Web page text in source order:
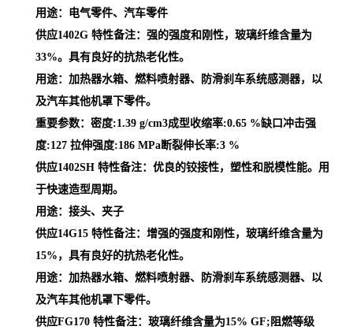
用途：电气零件、汽车零件
供应1402G 特性备注：强的强度和刚性，玻璃纤维含量为
33%。具有良好的抗热老化性。
用途：加热器水箱、燃料喷射器、防滑刹车系统感测器，以
及汽车其他机罩下零件。
重要参数：密度:1.39 g/cm3成型收缩率:0.65 %缺口冲击强
度:127 拉伸强度:186 MPa断裂伸长率:3 %
供应1402SH 特性备注：优良的铰接性，塑性和脱模性能。用
于快速造型周期。
用途：接头、夹子
供应14G15 特性备注：增强的强度和刚性，玻璃纤维含量为
15%，具有良好的抗热老化性。
用途：加热器水箱、燃料喷射器、防滑刹车系统感测器、以
及汽车其他机罩下零件。
供应FG170 特性备注：玻璃纤维含量为15% GF;阻燃等级